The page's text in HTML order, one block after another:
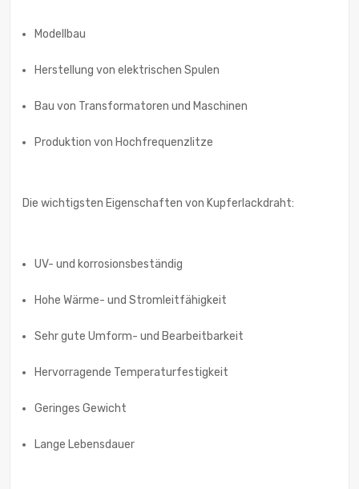
Modellbau
Herstellung von elektrischen Spulen
Bau von Transformatoren und Maschinen
Produktion von Hochfrequenzlitze
Die wichtigsten Eigenschaften von Kupferlackdraht:
UV- und korrosionsbeständig
Hohe Wärme- und Stromleitfähigkeit
Sehr gute Umform- und Bearbeitbarkeit
Hervorragende Temperaturfestigkeit
Geringes Gewicht
Lange Lebensdauer